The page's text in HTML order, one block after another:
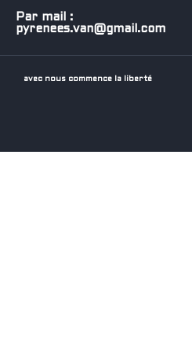
Par mail :
pyrenees.van@gmail.com
avec nous commence la liberté